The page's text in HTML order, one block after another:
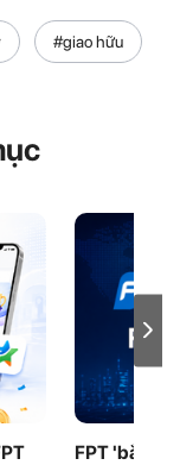
#giao hữu
FPT 'bắt